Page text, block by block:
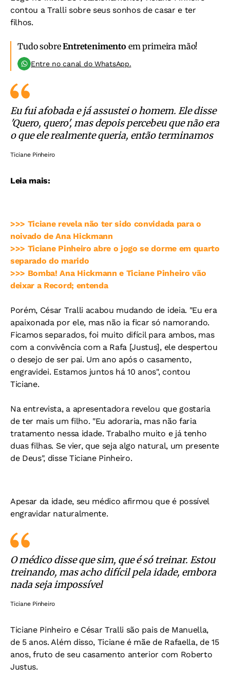
contou a Tralli sobre seus sonhos de casar e ter
filhos.
Tudo sobreEntretenimento em primeira mão!
Entre no canal do WhatsApp.
Eu fui afobada e já assustei o homem. Ele disse
'Quero, quero', mas depois percebeu que não era
o que ele realmente queria, então terminamos
Ticiane Pinheiro
Leia mais:
>>> Ticiane revela não ter sido convidada para o
noivado de Ana Hickmann
>>> Ticiane Pinheiro abre o jogo se dorme em quarto
separado do marido
>>> Bomba! Ana Hickmann e Ticiane Pinheiro vão
deixar a Record; entenda
Porém, César Tralli acabou mudando de ideia. "Eu era
apaixonada por ele, mas não ia ficar só namorando.
Ficamos separados, foi muito difícil para ambos, mas
com a convivência com a Rafa [Justus], ele despertou
o desejo de ser pai. Um ano após o casamento,
engravidei. Estamos juntos há 10 anos", contou
Ticiane.
Na entrevista, a apresentadora revelou que gostaria
de ter mais um filho. "Eu adoraria, mas não faria
tratamento nessa idade. Trabalho muito e já tenho
duas filhas. Se vier, que seja algo natural, um presente
de Deus", disse Ticiane Pinheiro.
Apesar da idade, seu médico afirmou que é possível
engravidar naturalmente.
O médico disse que sim, que é só treinar. Estou
treinando, mas acho difícil pela idade, embora
nada seja impossível
Ticiane Pinheiro
Ticiane Pinheiro e César Tralli são pais de Manuella,
de 5 anos. Além disso, Ticiane é mãe de Rafaella, de 15
anos, fruto de seu casamento anterior com Roberto
Justus.